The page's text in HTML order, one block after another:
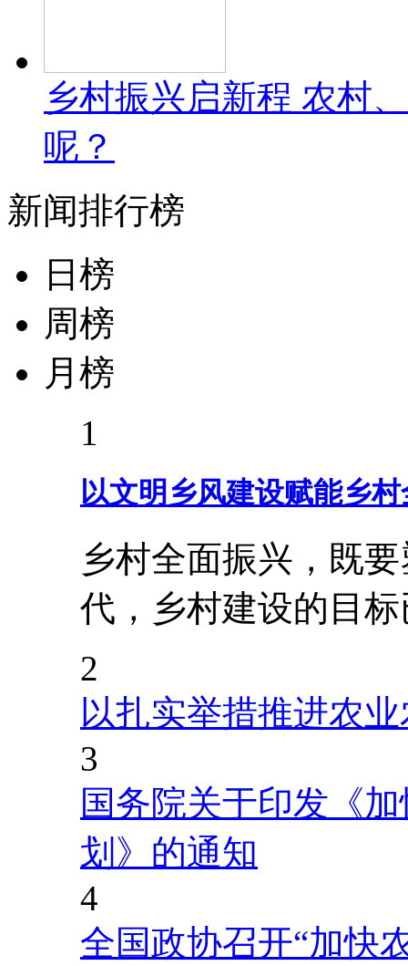
乡村振兴启新程 农村
呢？
新闻排行榜
日榜
周榜
月榜
1
以文明乡风建设赋能乡
乡村全面振兴，既
代，乡村建设的目
2
以扎实举措推进农
3
国务院关于印发《
划》的通知
4
全国政协召开“加快